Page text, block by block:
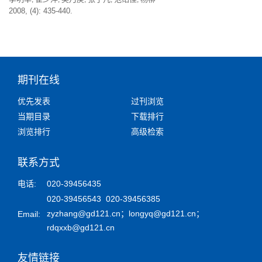
2008, (4): 435-440.
期刊在线
优先发表
过刊浏览
当期目录
下载排行
浏览排行
高级检索
联系方式
电话:
020-39456435
020-39456543 020-39456385
Email:
zyzhang@gd121.cn； longyq@gd121.cn；
rdqxxb@gd121.cn
友情链接